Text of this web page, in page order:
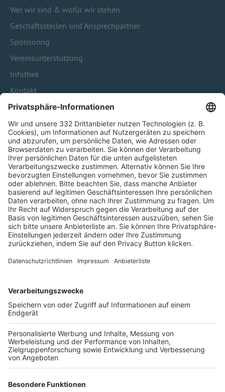
Wer wir sind & wofür wir stehen
Geschäftsstellen und Ansprechpartner
Sponsoring
Vereinsunterstützung
Infothek
Kontakt
HÄUFIG BESUCHTE SEITEN
Pässe und Vereinswechsel
Trainerausbildung
Schulungsangebot Vereinsmitarbeiter
BFV-Geschäftsstellen
Trainerbörse
Login SpielPlus
FOLGE DEM BFV
TOP-VEREINE
TOP-PARTNER